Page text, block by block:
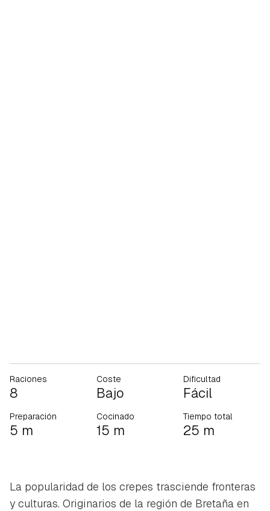
Raciones
8
Coste
Bajo
Dificultad
Fácil
Preparación
5 m
Cocinado
15 m
Tiempo total
25 m
La popularidad de los crepes trasciende fronteras
y culturas. Originarios de la región de Bretaña en